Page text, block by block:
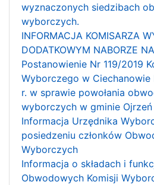
wyznaczonych siedzibach
wyborczych.
INFORMACJA KOMISARZA
DODATKOWYM NABORZE
Postanowienie Nr 119/2019
Wyborczego w Ciechanowie
r. w sprawie powołania
wyborczych w gminie Ojrzeń
Informacja Urzędnika
posiedzeniu członków
Wyborczych
Informacja o składach i
Obwodowych Komisji